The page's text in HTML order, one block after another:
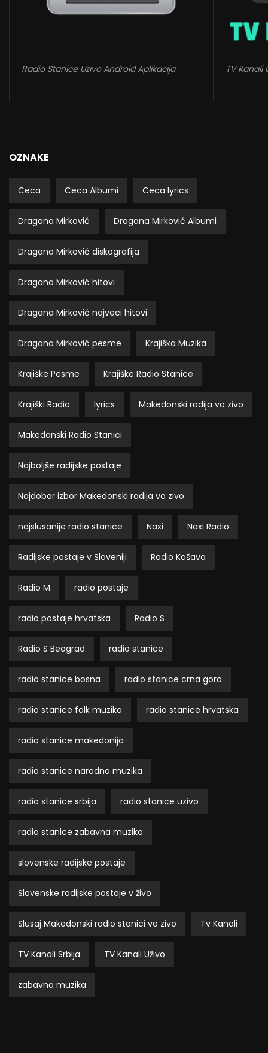
Radio Stanice Uzivo Android Aplikacija TV Kanali
OZNAKE
Ceca Ceca Albumi Ceca lyrics
Dragana Mirković Dragana Mirković Albumi
Dragana Mirković diskografija
Dragana Mirković hitovi
Dragana Mirković najveci hitovi
Dragana Mirković pesme Krajiška Muzika
Krajiške Pesme Krajiške Radio Stanice
Krajiški Radio lyrics Makedonski radija vo zivo
Makedonski Radio Stanici
Najboljše radijske postaje
Najdobar izbor Makedonski radija vo zivo
najslusanije radio stanice Naxi Naxi Radio
Radijske postaje v Sloveniji Radio Košava
Radio M radio postaje
radio postaje hrvatska Radio S
Radio S Beograd radio stanice
radio stanice bosna radio stanice crna gora
radio stanice folk muzika radio stanice hrvatska
radio stanice makedonija
radio stanice narodna muzika
radio stanice srbija radio stanice uzivo
radio stanice zabavna muzika
slovenske radijske postaje
Slovenske radijske postaje v živo
Slusaj Makedonski radio stanici vo zivo Tv Kanali
TV Kanali Srbija TV Kanali Uživo
zabavna muzika